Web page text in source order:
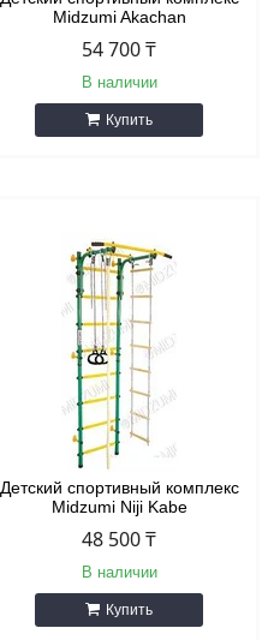
Midzumi Akachan
54 700 ₸
В наличии
Купить
Детский спортивный комплекс
Midzumi Niji Kabe
48 500 ₸
В наличии
Купить